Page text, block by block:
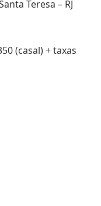
Teresa – RJ
(casal) + taxas